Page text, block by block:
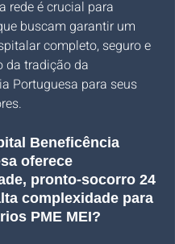
rede é crucial para
buscam garantir um
completo, seguro e
da tradição da
Portuguesa para seus
Beneficência
oferece
pronto-socorro 24
complexidade para
PME MEI?